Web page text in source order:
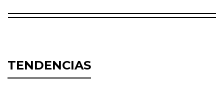
TENDENCIAS